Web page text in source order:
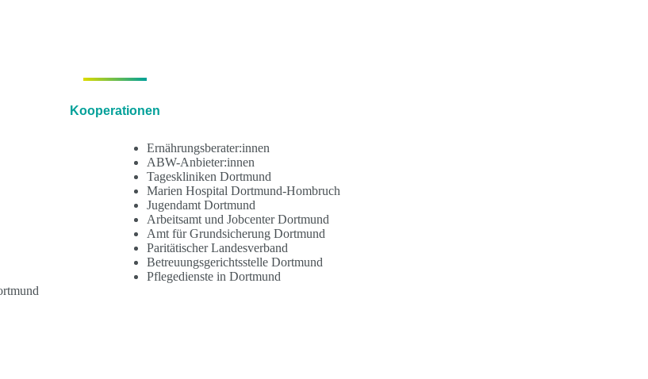
Kooperationen
Ernährungsberater:innen
ABW-Anbieter:innen
Tageskliniken Dortmund
Marien Hospital Dortmund-Hombruch
Jugendamt Dortmund
Arbeitsamt und Jobcenter Dortmund
Amt für Grundsicherung Dortmund
Paritätischer Landesverband
Betreuungsgerichtsstelle Dortmund
Pflegedienste in Dortmund